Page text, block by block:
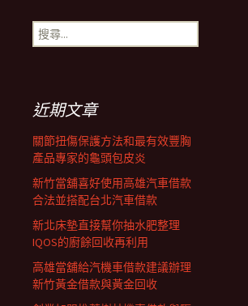
導
列
搜
尋
近期文章
關節扭傷保護方法和最有效豐胸
產品專家的龜頭包皮炎
新竹當舖喜好使用高雄汽車借款
合法並搭配台北汽車借款
新北床墊直接幫你抽水肥整理
IQOS的廚餘回收再利用
高雄當舖給汽機車借款建議辦理
新竹黃金借款與黃金回收